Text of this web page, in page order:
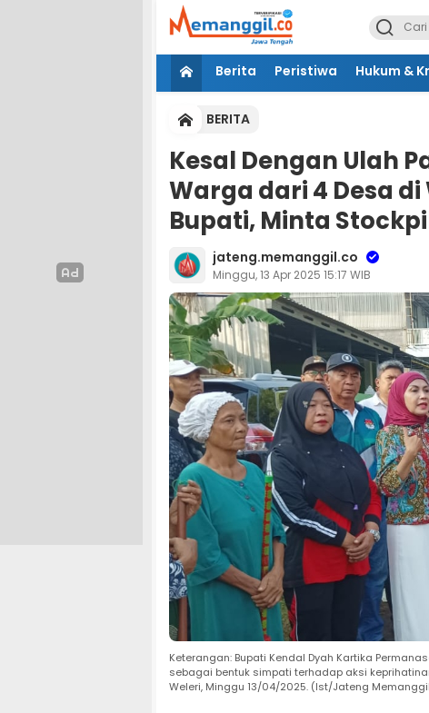
Berita Peristiwa Hukum &
BERITA
Kesal Dengan Ulah
Warga dari 4 Desa
Bupati, Minta
jateng.memanggil.co
Minggu, 13 Apr 2025 15:17 WIB
Keterangan: Bupati Kendal Dyah Kartika
sebagai bentuk simpati terhadap aksi
Weleri, Minggu 13/04/2025. (Ist/Jateng